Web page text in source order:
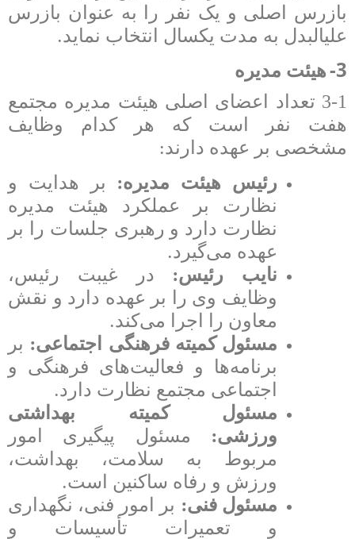
بازرس اصلی و یک نفر را به عنوان بازرس
علی­البدل به مدت یکسال انتخاب نماید.
3- هیئت مدیره
3-1 تعداد اعضای اصلی هیئت مدیره مجتمع
هفت نفر است که هر کدام وظایف
مشخصی بر عهده دارند:
رئیس هیئت مدیره:
بر هدایت و
نظارت بر عملکرد هیئت مدیره
نظارت دارد و رهبری جلسات را بر
عهده می‌گیرد.
نایب رئیس:
در غیبت رئیس،
وظایف وی را بر عهده دارد و نقش
معاون را اجرا می‌کند.
مسئول کمیته فرهنگی اجتماعی: بر
برنامه‌ها و فعالیت‌های فرهنگی و
اجتماعی مجتمع نظارت دارد.
مسئول کمیته بهداشتی
ورزشی:
مسئول پیگیری امور
مربوط به سلامت، بهداشت،
ورزش و رفاه ساکنین است.
مسئول فنی: بر امور فنی، نگهداری
و تعمیرات تأسیسات و